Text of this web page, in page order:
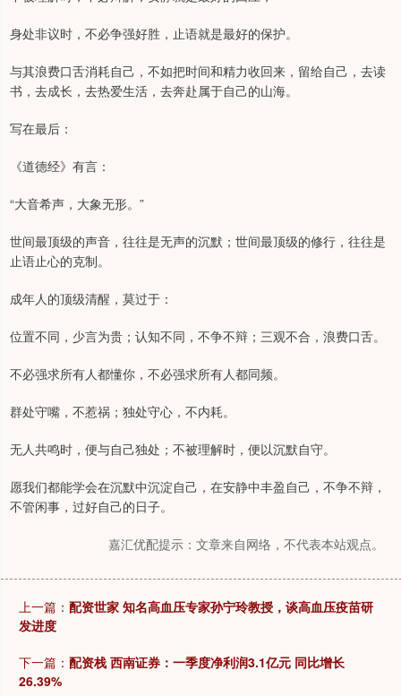
身处非议时，不必争强好胜，止语就是最好的保护。
与其浪费口舌消耗自己，不如把时间和精力收回来，留给自己，去读
书，去成长，去热爱生活，去奔赴属于自己的山海。
写在最后：
《道德经》有言：
“大音希声，大象无形。”
世间最顶级的声音，往往是无声的沉默；世间最顶级的修行，往往是
止语止心的克制。
成年人的顶级清醒，莫过于：
位置不同，少言为贵；认知不同，不争不辩；三观不合，浪费口舌。
不必强求所有人都懂你，不必强求所有人都同频。
群处守嘴，不惹祸；独处守心，不内耗。
无人共鸣时，便与自己独处；不被理解时，便以沉默自守。
愿我们都能学会在沉默中沉淀自己，在安静中丰盈自己，不争不辩，
不管闲事，过好自己的日子。
嘉汇优配提示：文章来自网络，不代表本站观点。
上一篇： 配资世家 知名高血压专家孙宁玲教授，谈高血压疫苗研
发进度
下一篇： 配资栈 西南证券：一季度净利润3.1亿元 同比增长
26.39%